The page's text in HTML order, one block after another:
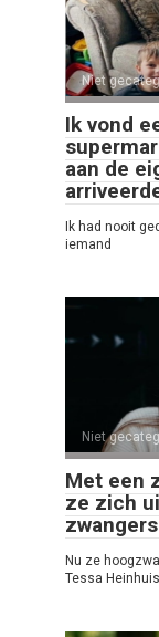
Niet
Ik vond
aan de
Ik had nooit
iemand
Niet
Met een
ze zich
Nu ze
Tessa